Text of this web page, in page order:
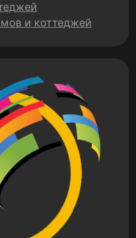
и коттеджей